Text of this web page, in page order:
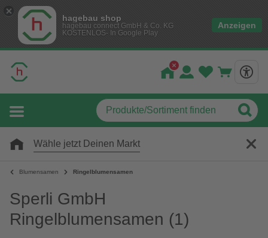
hagebau shop
hagebau connect GmbH & Co. KG
KOSTENLOS- In Google Play
Anzeigen
Wähle jetzt Deinen Markt
Blumensamen Ringelblumensamen
Sperli GmbH
Ringelblumensamen (1)